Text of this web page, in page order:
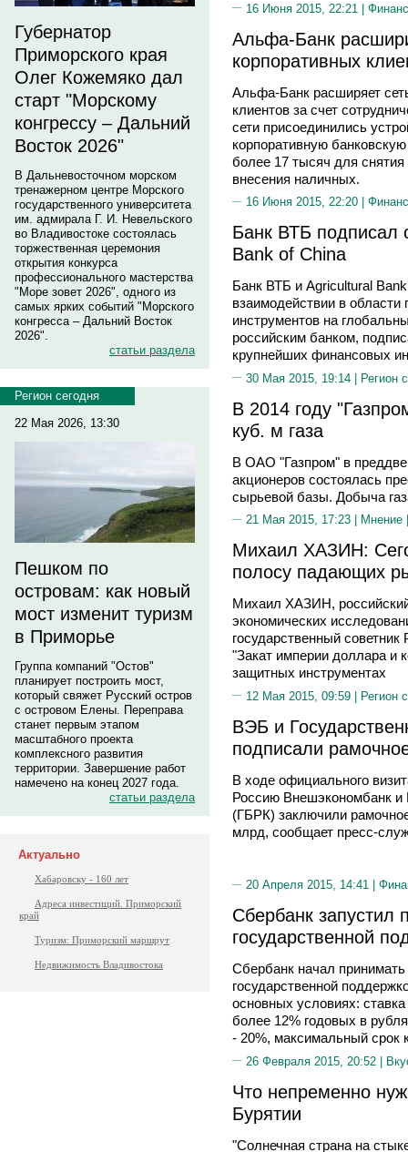
Губернатор
Приморского края
Олег Кожемяко дал
старт "Морскому
конгрессу – Дальний
Восток 2026"
В Дальневосточном морском
тренажерном центре Морского
государственного университета
им. адмирала Г. И. Невельского
во Владивостоке состоялась
торжественная церемония
открытия конкурса
профессионального мастерства
"Море зовет 2026", одного из
самых ярких событий "Морского
конгресса – Дальний Восток
2026".
статьи раздела
Регион сегодня
22 Мая 2026, 13:30
Пешком по
островам: как новый
мост изменит туризм
в Приморье
Группа компаний "Остов"
планирует построить мост,
который свяжет Русский остров
с островом Елены. Переправа
станет первым этапом
масштабного проекта
комплексного развития
территории. Завершение работ
намечено на конец 2027 года.
статьи раздела
Актуально
Хабаровску - 160 лет
Адреса инвестиций. Приморский
край
Туризм: Приморский маршрут
Недвижимость Владивостока
16 Июня 2015, 22:21 |
Альфа-Банк
корпоративных
Альфа-Банк расширяет
клиентов за счет
сети присоединились
корпоративную
более 17 тысяч для
внесения наличных.
16 Июня 2015, 22:20 |
Банк ВТБ подписал
Bank of China
Банк ВТБ и Agricultural
взаимодействии в
инструментов на
российским банком,
крупнейших финансовых
30 Мая 2015, 19:14 | Регион
В 2014 году
куб. м газа
В ОАО "Газпром" в
акционеров состоялась
сырьевой базы. Добыча
21 Мая 2015, 17:23 | Мнение
Михаил ХАЗИН:
полосу падающих
Михаил ХАЗИН,
экономических
государственный
"Закат империи доллара и
защитных инструментах
12 Мая 2015, 09:59 | Регион
ВЭБ и
подписали
В ходе официального
Россию Внешэкономбанк и
(ГБРК) заключили
млрд, сообщает пресс-
20 Апреля 2015, 14:41 |
Сбербанк запустил
государственной
Сбербанк начал принимать
государственной
основных условиях:
более 12% годовых в
- 20%, максимальный срок
26 Февраля 2015, 20:52 |
Что непременно
Бурятии
"Солнечная страна на